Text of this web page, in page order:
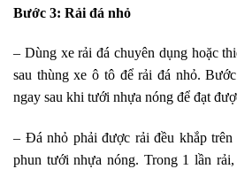
Bước 3: Rải đá nhỏ
– Dùng xe rải đá chuyên dụng hoặc
sau thùng xe ô tô để rải đá nhỏ.
ngay sau khi tưới nhựa nóng để đạt
– Đá nhỏ phải được rải đều khắp
phun tưới nhựa nóng. Trong 1 lần